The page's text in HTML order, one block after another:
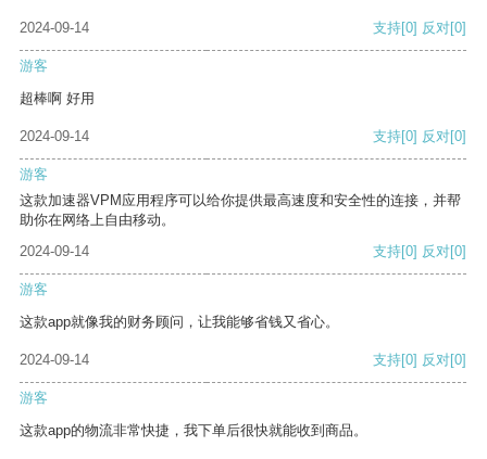
2024-09-14 支持[0] 反对[0]
游客
超棒啊 好用
2024-09-14 支持[0] 反对[0]
游客
这款加速器VPM应用程序可以给你提供最高速度和安全性的连接，并帮
助你在网络上自由移动。
2024-09-14
支持[0] 反对[0]
游客
这款app就像我的财务顾问，让我能够省钱又省心。
2024-09-14 支持[0] 反对[0]
游客
这款app的物流非常快捷，我下单后很快就能收到商品。